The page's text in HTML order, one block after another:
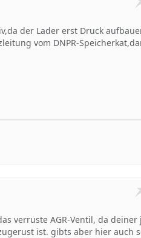
der Lader erst Druck
vom DNPR-
verruste AGR-Ventil, da
ist. gibts aber hier auch